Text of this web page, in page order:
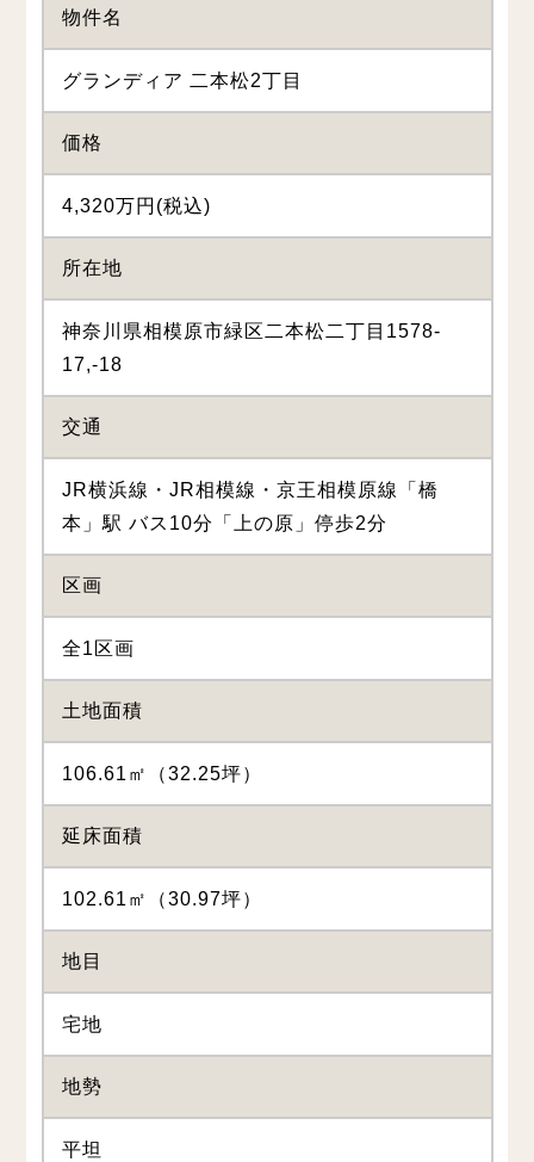
物件名
グランディア 二本松2丁目
価格
4,320万円(税込)
所在地
神奈川県相模原市緑区二本松二丁目1578-
17,-18
交通
JR横浜線・JR相模線・京王相模原線「橋
本」駅 バス10分「上の原」停歩2分
区画
全1区画
土地面積
106.61㎡（32.25坪）
延床面積
102.61㎡（30.97坪）
地目
宅地
地勢
平坦